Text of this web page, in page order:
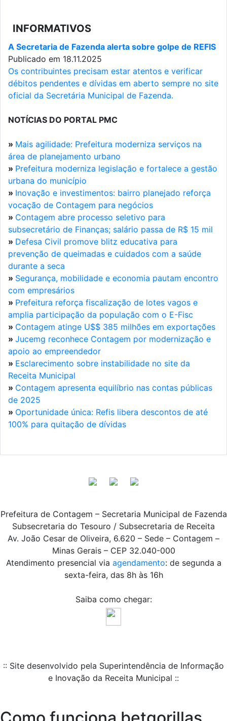
INFORMATIVOS
A Secretaria de Fazenda alerta sobre golpe de REFIS
Publicado em 18.11.2025
Os contribuintes precisam estar atentos e verificar
débitos pendentes e dívidas em aberto sempre no site
oficial da Secretária Municipal de Fazenda.
NOTÍCIAS DO PORTAL PMC
» Mais agilidade: Prefeitura moderniza serviços na
área de planejamento urbano
» Prefeitura moderniza legislação e fortalece a gestão
urbana do município
» Inovação e investimentos: bairro planejado reforça
vocação de Contagem para negócios
» Contagem abre processo seletivo para
subsecretário de Finanças; salário passa de R$ 15 mil
» Defesa Civil promove blitz educativa para
prevenção de queimadas e cuidados com a saúde
durante a seca
» Segurança, mobilidade e economia pautam encontro
com empresários
» Prefeitura reforça fiscalização de lotes vagos e
amplia participação da população com o E-Fisc
» Contagem atinge U$$ 385 milhões em exportações
» Jucemg reconhece Contagem por modernização e
apoio ao empreendedor
» Esclarecimento sobre instabilidade no site da
Receita Municipal
» Contagem apresenta equilíbrio nas contas públicas
de 2025
» Oportunidade única: Refis libera descontos de até
100% para quitação de dívidas
Prefeitura de Contagem – Secretaria Municipal de Fazenda
Subsecretaria do Tesouro / Subsecretaria de Receita
Av. João Cesar de Oliveira, 6.620 – Sede – Contagem –
Minas Gerais – CEP 32.040-000
Atendimento presencial via agendamento: de segunda a
sexta-feira, das 8h às 16h
Saiba como chegar:
:: Site desenvolvido pela Superintendência de Informação
e Inovação da Receita Municipal ::